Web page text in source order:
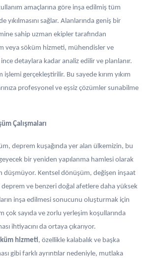
amaçlarına göre inşa edilmiş tüm
yıkılmasını sağlar. Alanlarında geniş bir
sahip uzman ekipler tarafından
veya söküm hizmeti, mühendisler ve
detaylara kadar analiz edilir ve planlanır.
işlemi gerçekleştirilir. Bu sayede kırım yıkım
profesyonel ve eşsiz çözümler sunabilme
Çalışmaları
deprem kuşağında yer alan ülkemizin, bu
bir yeniden yapılanma hamlesi olarak
düşmüyor. Kentsel dönüşüm, değişen inşaat
ve benzeri doğal afetlere daha yüksek
inşa edilmesi sonucunu oluşturmak için
çok sayıda ve zorlu yerleşim koşullarında
ihtiyacını da ortaya çıkarıyor.
hizmeti, özellikle kalabalık ve başka
gibi farklı ayrıntılar nedeniyle, mutlaka